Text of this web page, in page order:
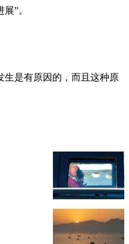
”。
生是有原因的，而且这种原